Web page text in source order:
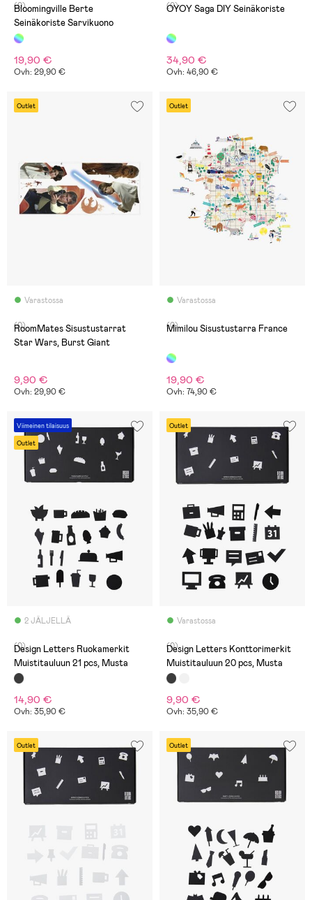
(0)
Bloomingville Berte
Seinäkoriste Sarvikuono
19,90 €
Ovh: 29,90 €
(0)
OYOY Saga DIY Seinäkoriste
34,90 €
Ovh: 46,90 €
Outlet
Varastossa
(0)
RoomMates Sisustustarrat
Star Wars, Burst Giant
9,90 €
Ovh: 29,90 €
Outlet
Varastossa
(0)
Mimilou Sisustustarra France
19,90 €
Ovh: 74,90 €
Viimeinen tilaisuus
Outlet
2 JÄLJELLÄ
(0)
Design Letters Ruokamerkit
Muistitauluun 21 pcs, Musta
14,90 €
Ovh: 35,90 €
Outlet
Varastossa
(0)
Design Letters Konttorimerkit
Muistitauluun 20 pcs, Musta
9,90 €
Ovh: 35,90 €
Outlet Outlet